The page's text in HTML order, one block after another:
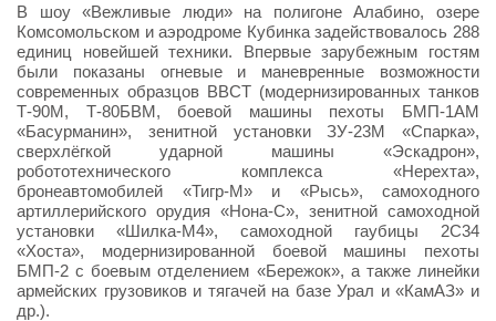
В шоу «Вежливые люди» на полигоне Алабино, озере
Комсомольском и аэродроме Кубинка задействовалось 288
единиц новейшей техники. Впервые зарубежным гостям
были показаны огневые и маневренные возможности
современных образцов ВВСТ (модернизированных танков
Т-90М, Т-80БВМ, боевой машины пехоты БМП-1АМ
«Басурманин», зенитной установки ЗУ-23М «Спарка»,
сверхлёгкой ударной машины «Эскадрон»,
робототехнического комплекса «Нерехта»,
бронеавтомобилей «Тигр-М» и «Рысь», самоходного
артиллерийского орудия «Нона-С», зенитной самоходной
установки «Шилка-М4», самоходной гаубицы 2С34
«Хоста», модернизированной боевой машины пехоты
БМП-2 с боевым отделением «Бережок», а также линейки
армейских грузовиков и тягачей на базе Урал и «КамАЗ» и
др.).